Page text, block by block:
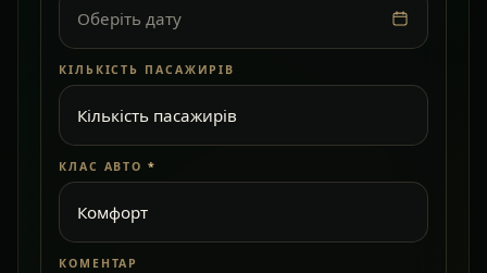
Оберіть дату
КІЛЬКІСТЬ ПАСАЖИРІВ
КЛАС АВТО *
КОМЕНТАР